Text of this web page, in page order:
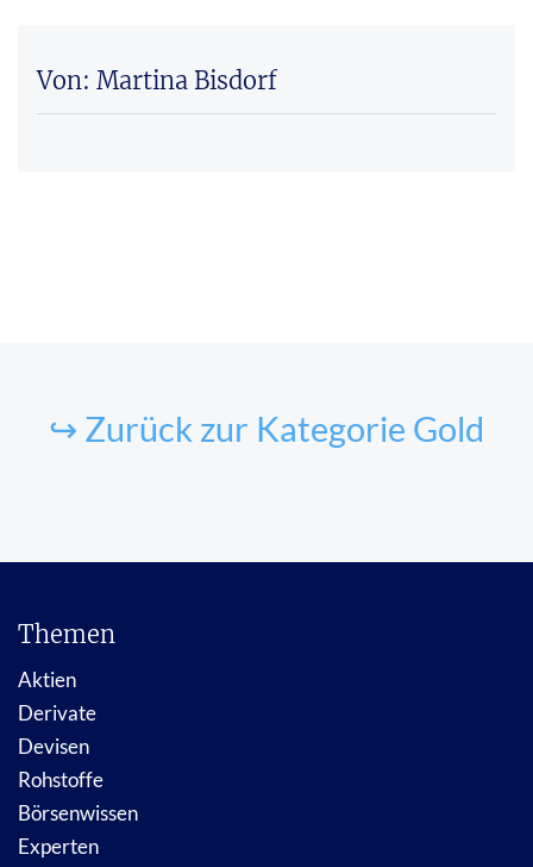
Von: Martina Bisdorf
↪ Zurück zur Kategorie Gold
Themen
Aktien
Derivate
Devisen
Rohstoffe
Börsenwissen
Experten